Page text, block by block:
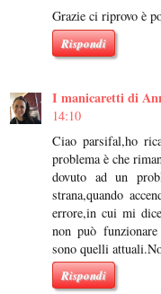
Grazie ci riprovo è
Rispondi
I manicaretti di
14:10
Ciao parsifal,ho
problema è che
dovuto ad un
strana,quando
errore,in cui mi
non può
sono quelli
Rispondi